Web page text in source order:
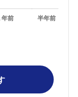
年前 半年前